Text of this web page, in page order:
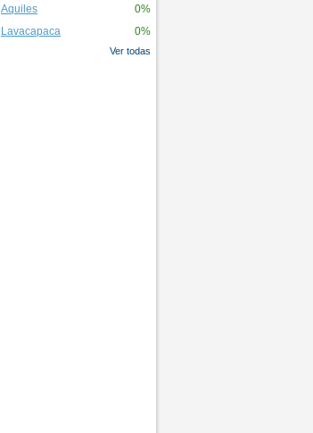
Aquiles 0%
Lavacapaca 0%
Ver todas